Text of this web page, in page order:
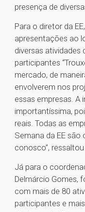
presença de
Para o diretor da
apresentações ao
diversas atividades
participantes
mercado, de
envolverem nos
essas empresas.
importantíssima,
reais. Todas as
Semana da EE
conosco”,
Já para o
Delmárcio Gomes,
com mais de 80
participantes e